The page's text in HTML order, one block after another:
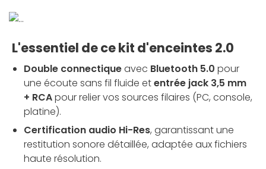
L'essentiel de ce kit d'enceintes 2.0
Double connectiqueavec Bluetooth 5.0 pour
une écoute sans fil fluide etentrée jack 3,5 mm
+ RCApour relier vos sources filaires (PC, console,
platine).
Certification audio Hi-Res, garantissant une
restitution sonore détaillée, adaptée aux fichiers
haute résolution.